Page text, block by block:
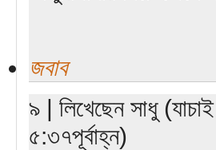
জবাব
৯ | লিখেছেন সাধু
৫:৩৭পূর্বাহ্ন)